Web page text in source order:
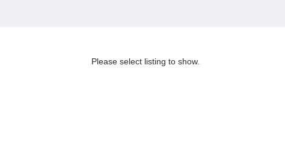
Please select listing to show.